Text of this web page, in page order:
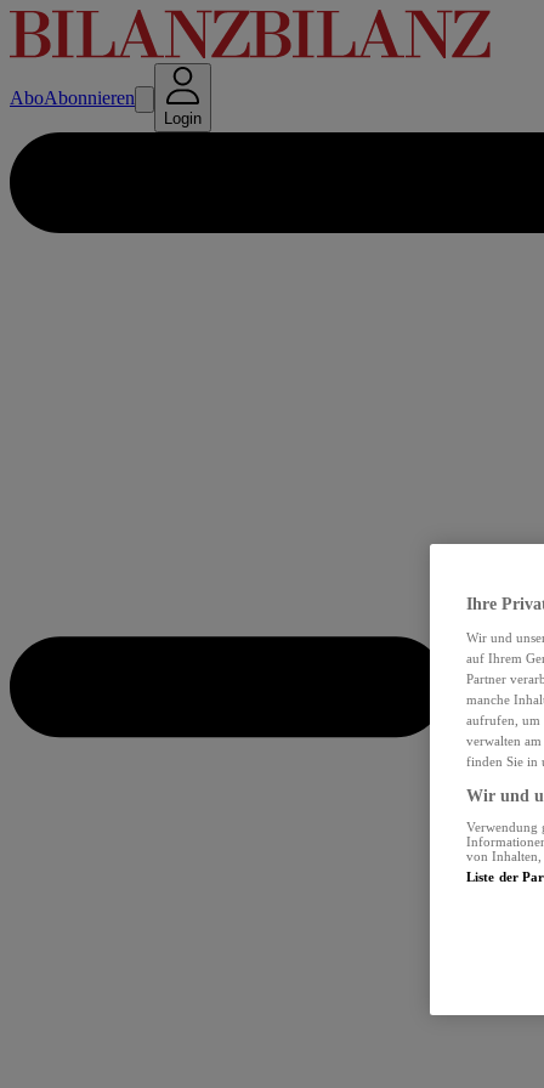
AboAbonnieren
Login
Ihre
Wir und
auf Ihrem
Partner
manche
aufrufen, um
verwalten
finden Sie in
Wir und
Verwendung
von Inhalten,
Liste der